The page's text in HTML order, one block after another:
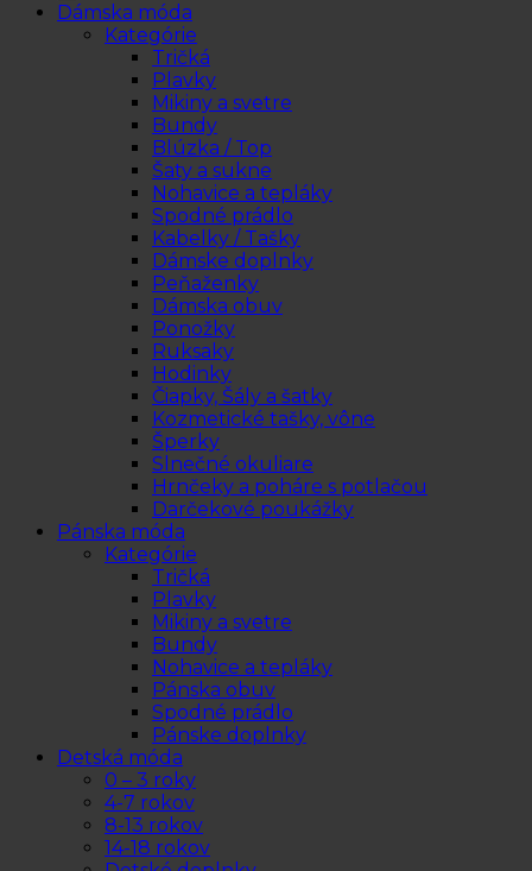
Dámska móda
Kategórie
Tričká
Plavky
Mikiny a svetre
Bundy
Blúzka / Top
Šaty a sukne
Nohavice a tepláky
Spodné prádlo
Kabelky / Tašky
Dámske doplnky
Peňaženky
Dámska obuv
Ponožky
Ruksaky
Hodinky
Čiapky, Šály a šatky
Kozmetické tašky, vône
Šperky
Slnečné okuliare
Hrnčeky a poháre s potlačou
Darčekové poukážky
Pánska móda
Kategórie
Tričká
Plavky
Mikiny a svetre
Bundy
Nohavice a tepláky
Pánska obuv
Spodné prádlo
Pánske doplnky
Detská móda
0 – 3 roky
4-7 rokov
8-13 rokov
14-18 rokov